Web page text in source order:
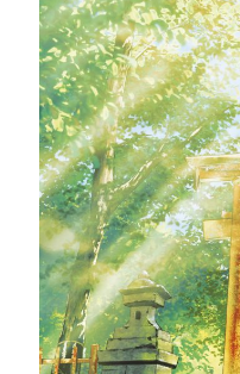
ヒーロー文庫
ヒーローコミックス